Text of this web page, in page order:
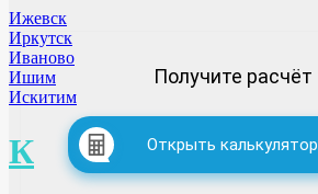
Ижевск
Иркутск
Иваново
Ишим
Искитим
К
Получите расчёт
Открыть калькулятор